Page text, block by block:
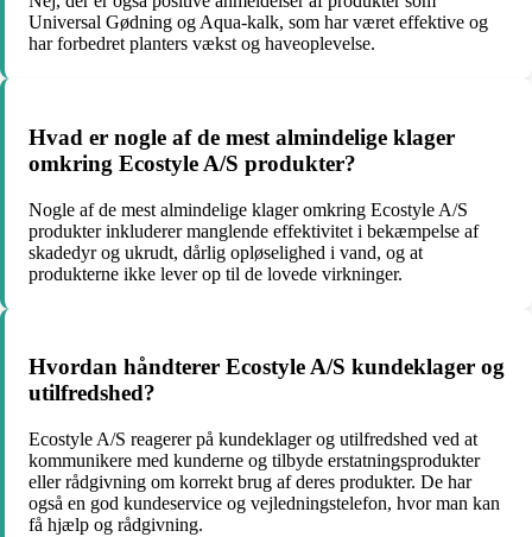
Universal Gødning og Aqua-kalk, som har været effektive og
har forbedret planters vækst og haveoplevelse.
Hvad er nogle af de mest almindelige klager
omkring Ecostyle A/S produkter?
Nogle af de mest almindelige klager omkring Ecostyle A/S
produkter inkluderer manglende effektivitet i bekæmpelse af
skadedyr og ukrudt, dårlig opløselighed i vand, og at
produkterne ikke lever op til de lovede virkninger.
Hvordan håndterer Ecostyle A/S kundeklager og
utilfredshed?
Ecostyle A/S reagerer på kundeklager og utilfredshed ved at
kommunikere med kunderne og tilbyde erstatningsprodukter
eller rådgivning om korrekt brug af deres produkter. De har
også en god kundeservice og vejledningstelefon, hvor man kan
få hjælp og rådgivning.